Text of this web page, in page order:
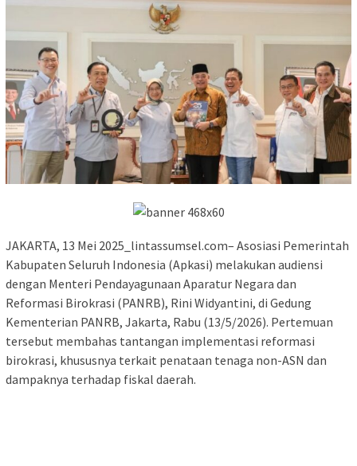
JAKARTA, 13 Mei 2025_lintassumsel.com– Asosiasi Pemerintah
Kabupaten Seluruh Indonesia (Apkasi) melakukan audiensi
dengan Menteri Pendayagunaan Aparatur Negara dan
Reformasi Birokrasi (PANRB), Rini Widyantini, di Gedung
Kementerian PANRB, Jakarta, Rabu (13/5/2026). Pertemuan
tersebut membahas tantangan implementasi reformasi
birokrasi, khususnya terkait penataan tenaga non-ASN dan
dampaknya terhadap fiskal daerah.